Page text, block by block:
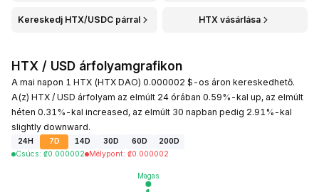
Kereskedj HTX/USDC párral HTX vásárlása
HTX / USD árfolyamgrafikon
A mai napon 1 HTX (HTX DAO) 0.000002 $-os áron kereskedhető.
A(z) HTX / USD árfolyam az elmúlt 24 órában 0.59%-kal up, az elmúlt
héten 0.31%-kal increased, az elmúlt 30 napban pedig 2.91%-kal
slightly downward.
24H 7D 14D 30D 60D
200D
Csúcs: ₡0.000002 Mélypont: ₡0.000002